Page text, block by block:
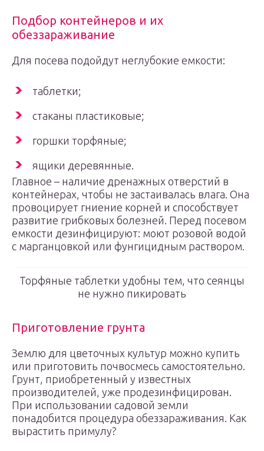
Подбор контейнеров и их
обеззараживание
Для посева подойдут неглубокие емкости:
таблетки;
стаканы пластиковые;
горшки торфяные;
ящики деревянные.
Главное – наличие дренажных отверстий в
контейнерах, чтобы не застаивалась влага. Она
провоцирует гниение корней и способствует
развитие грибковых болезней. Перед посевом
емкости дезинфицируют: моют розовой водой
с марганцовкой или фунгицидным раствором.
Торфяные таблетки удобны тем, что сеянцы
не нужно пикировать
Приготовление грунта
Землю для цветочных культур можно купить
или приготовить почвосмесь самостоятельно.
Грунт, приобретенный у известных
производителей, уже продезинфицирован.
При использовании садовой земли
понадобится процедура обеззараживания. Как
вырастить примулу?